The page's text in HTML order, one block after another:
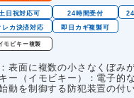
ギ開け
ギ開け
ギ交換
土日祝対応可 24時間受付
レカ決済対応 即日カギ複製可
モビキー複製
表面に複数の小さなくぼみ
ー（イモビキー）：電子的
動を制御する防犯装置の付